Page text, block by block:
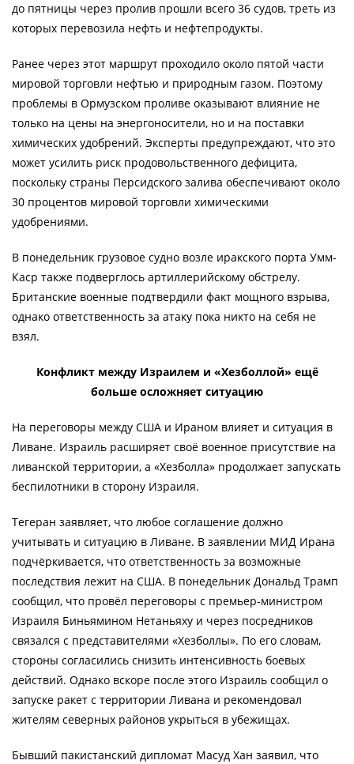
до пятницы через пролив прошли всего 36 судов, треть из
которых перевозила нефть и нефтепродукты.
Ранее через этот маршрут проходило около пятой части
мировой торговли нефтью и природным газом. Поэтому
проблемы в Ормузском проливе оказывают влияние не
только на цены на энергоносители, но и на поставки
химических удобрений. Эксперты предупреждают, что это
может усилить риск продовольственного дефицита,
поскольку страны Персидского залива обеспечивают около
30 процентов мировой торговли химическими
удобрениями.
В понедельник грузовое судно возле иракского порта Умм-
Каср также подверглось артиллерийскому обстрелу.
Британские военные подтвердили факт мощного взрыва,
однако ответственность за атаку пока никто на себя не
взял.
Конфликт между Израилем и «Хезболлой» ещё
больше осложняет ситуацию
На переговоры между США и Ираном влияет и ситуация в
Ливане. Израиль расширяет своё военное присутствие на
ливанской территории, а «Хезболла» продолжает запускать
беспилотники в сторону Израиля.
Тегеран заявляет, что любое соглашение должно
учитывать и ситуацию в Ливане. В заявлении МИД Ирана
подчёркивается, что ответственность за возможные
последствия лежит на США. В понедельник Дональд Трамп
сообщил, что провёл переговоры с премьер-министром
Израиля Биньямином Нетаньяху и через посредников
связался с представителями «Хезболлы». По его словам,
стороны согласились снизить интенсивность боевых
действий. Однако вскоре после этого Израиль сообщил о
запуске ракет с территории Ливана и рекомендовал
жителям северных районов укрыться в убежищах.
Бывший пакистанский дипломат Масуд Хан заявил, что